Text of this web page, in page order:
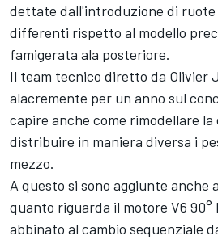
dettate dall'introduzione di ruote
differenti rispetto al modello
famigerata ala posteriore.
Il team tecnico diretto da Olivier
alacremente per un anno sul
capire anche come rimodellare
distribuire in maniera diversa i
mezzo.
A questo si sono aggiunte anche
quanto riguarda il motore V6
abbinato al cambio sequenziale